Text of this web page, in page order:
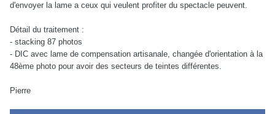
d'envoyer la lame a ceux qui veulent profiter du spectacle peuvent.
Détail du traitement :
- stacking 87 photos
- DIC avec lame de compensation artisanale, changée d'orientation à la
48ème photo pour avoir des secteurs de teintes différentes.
Pierre